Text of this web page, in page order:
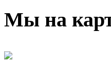
Мы на